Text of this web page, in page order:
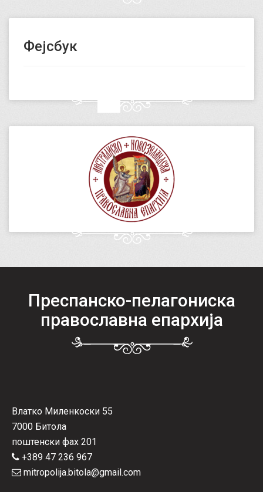
Фејсбук
Преспанско-пелагониска
православна епархија
Влатко Миленкоски 55
7000 Битола
поштенски фах 201
+389 47 236 967
mitropolija.bitola@gmail.com